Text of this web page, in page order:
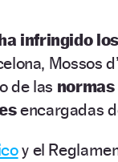
infringido
Mossos
de las
encargadas
y el